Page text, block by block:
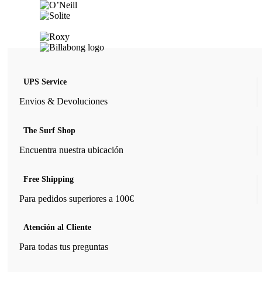
UPS Service
Envios & Devoluciones
The Surf Shop
Encuentra nuestra ubicación
Free Shipping
Para pedidos superiores a 100€
Atención al Cliente
Para todas tus preguntas